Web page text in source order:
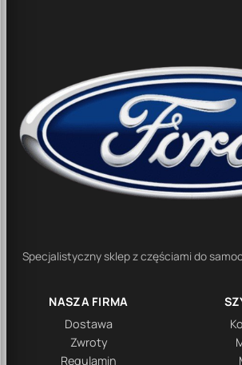
Specjalistyczny sklep z częściami do
NASZA FIRMA
Dostawa
Zwroty
Regulamin